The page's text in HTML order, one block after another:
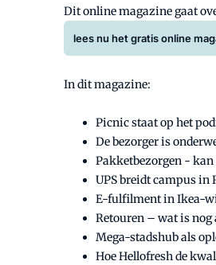
Dit online magazine gaat
lees nu het gratis online
In dit magazine:
Picnic staat op het
De bezorger is
Pakketbezorgen - kan
UPS breidt campus
E-fulfilment in Ikea-
Retouren – wat is nog
Mega-stadshub als
Hoe Hellofresh de